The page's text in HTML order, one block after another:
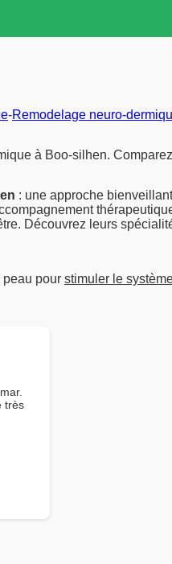
-Remodelage neuro-
à Boo-silhen.
: une approche
Découvrez leurs
pour stimuler le
très